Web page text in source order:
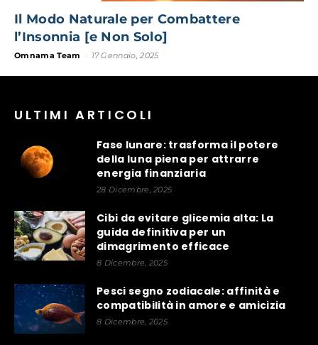
Il Modo Naturale per Combattere
l’Insonnia [e Non Solo]
Omnama Team 17 Gennaio, 2025
ULTIMI ARTICOLI
Fase lunare: trasforma il potere
della luna piena per attrarre
energia finanziaria
28 Dicembre, 2025
Cibi da evitare glicemia alta: La
guida definitiva per un
dimagrimento efficace
8 Dicembre, 2025
Pesci segno zodiacale: affinità e
compatibilità in amore e amicizia
8 Dicembre, 2025